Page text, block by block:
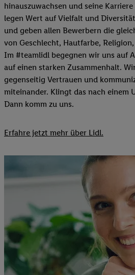
hinauszuwachsen und seine
legen Wert auf Vielfalt und
und geben allen Bewerbern die
von Geschlecht, Hautfarbe,
Im #teamlidl begegnen wir uns auf
auf einen starken Zusammenhalt.
gegenseitig Vertrauen und
miteinander. Klingt das nach einem
Dann komm zu uns.​
Erfahre jetzt mehr über Lidl.